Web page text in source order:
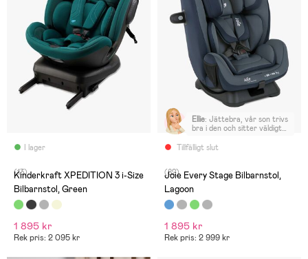
I lager
(13)
Kinderkraft XPEDITION 3 i-Size
Bilbarnstol, Green
1 895 kr
Rek pris: 2 095 kr
Tillfälligt slut
Ellie: Jättebra, vår son trivs
bra i den och sitter väldigt
(82)
Joie Every Stage Bilbarnstol,
Lagoon
1 895 kr
Rek pris: 2 999 kr